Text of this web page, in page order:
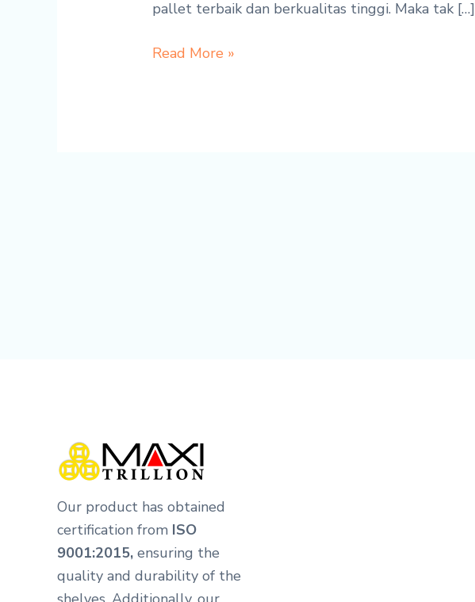
pallet terbaik dan berkualitas tinggi. Maka tak […]
Read More »
Our product has obtained
certification from ISO
9001:2015, ensuring the
quality and durability of the